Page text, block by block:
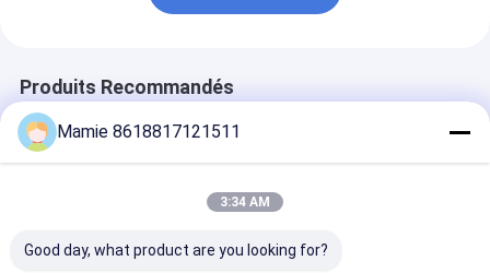
Produits Recommandés
Mamie 8618817121511
3:34 AM
Good day, what product are you looking for?